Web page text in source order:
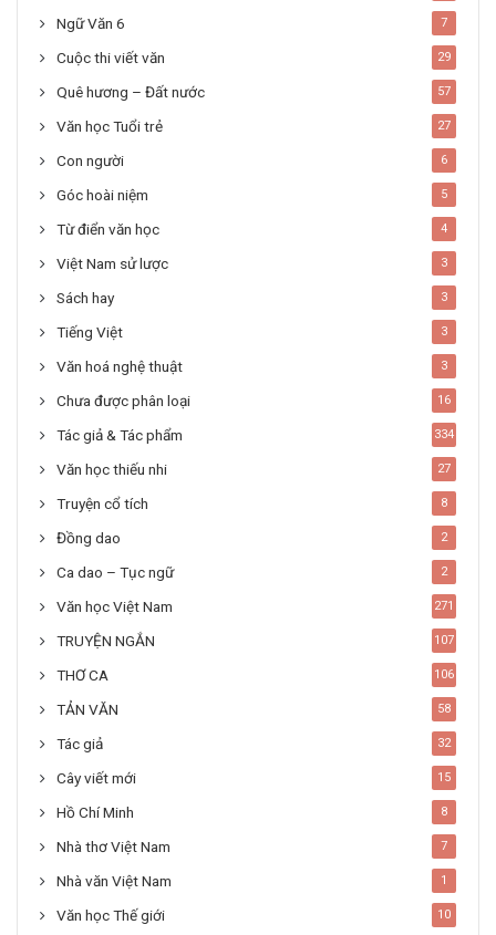
Ngữ Văn 6 7
Cuộc thi viết văn 29
Quê hương – Đất nước 57
Văn học Tuổi trẻ 27
Con người 6
Góc hoài niệm 5
Từ điển văn học 4
Việt Nam sử lược 3
Sách hay 3
Tiếng Việt 3
Văn hoá nghệ thuật 3
Chưa được phân loại 16
Tác giả & Tác phẩm 334
Văn học thiếu nhi 27
Truyện cổ tích 8
Đồng dao 2
Ca dao – Tục ngữ 2
Văn học Việt Nam 271
TRUYỆN NGẮN 107
THƠ CA 106
TẢN VĂN 58
Tác giả 32
Cây viết mới 15
Hồ Chí Minh 8
Nhà thơ Việt Nam 7
Nhà văn Việt Nam 1
Văn học Thế giới 10